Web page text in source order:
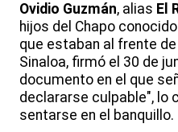
Ovidio Guzmán, alias El
hijos del Chapo
que estaban al frente
Sinaloa, firmó el 30 de
documento en el que
declararse culpable", lo
sentarse en el banquillo.